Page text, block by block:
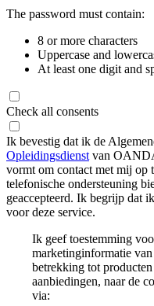
The password must contain:
8 or more characters
Uppercase and
At least one digit and
Check all consents
Ik bevestig dat ik de
Opleidingsdienst van
vormt om contact met mij op
telefonische ondersteuning
geaccepteerd. Ik begrijp dat
voor deze service.
Ik geef toestemming
marketinginformatie
betrekking tot
aanbiedingen, naar de
via: